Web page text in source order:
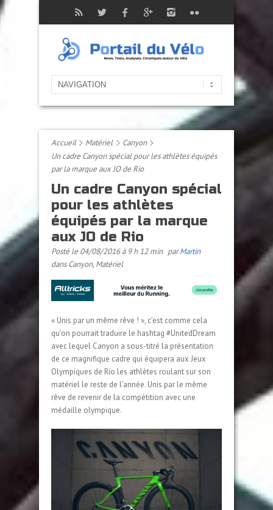
Accueil Matériel
Canyon
Un cadre Canyon spécial pour les athlètes équipés
par la marque aux JO de Rio
Un cadre Canyon spécial
pour les athlètes
équipés par la marque
aux JO de Rio
Posté le 04/08/2016 à 9 h 12 min parMartin
dansCanyon,Matériel
« Unis par un même rêve ! », c’est comme cela
qu’on pourrait traduire le hashtag #UnitedDream
avec lequel Canyon a sous-titré la présentation
de ce magnifique cadre qui équipera aux Jeux
Olympiques de Rio les athlètes roulant sur son
matériel le reste de l’année. Unis par le même
rêve de revenir de la compétition avec une
médaille olympique.